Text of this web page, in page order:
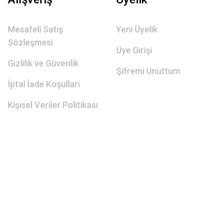
Mesafeli Satış
Sözleşmesi
Gizlilik ve Güvenlik
İptal İade Koşullari
Kişisel Veriler Politikası
Yeni Üyelik
Üye Girişi
Şifremi Unuttum